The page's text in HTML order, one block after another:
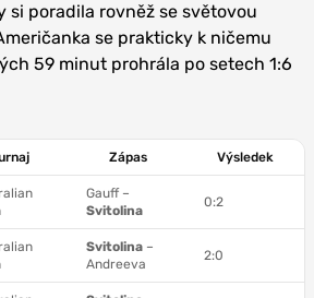
si poradila rovněž se světovou
se prakticky k ničemu
59 minut prohrála po setech 1:6
Zápas Výsledek
Gauff –
Svitolina
0:2
Svitolina –
Andreeva
2:0